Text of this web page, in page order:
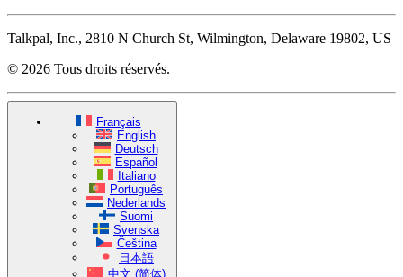
Talkpal, Inc., 2810 N Church St, Wilmington, Delaware 19802, US
© 2026 Tous droits réservés.
Français
English
Deutsch
Español
Italiano
Português
Nederlands
Suomi
Svenska
Čeština
日本語
中文 (简体)